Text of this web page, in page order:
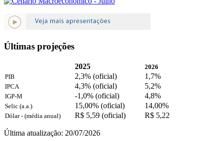
Últimas projeções
2025
2026
PIB
2,3% (oficial) 1,7%
IPCA 4,3% (oficial) 5,2%
IGP-M -1,0% (oficial) 4,8%
Selic (a.a.) 15,00% (oficial) 14,00%
Dólar - (média anual) R$ 5,59 (oficial) R$ 5,22
Última atualização: 20/07/2026